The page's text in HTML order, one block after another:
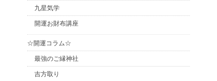
九星気学
開運お財布講座
☆開運コラム☆
最強のご縁神社
吉方取り